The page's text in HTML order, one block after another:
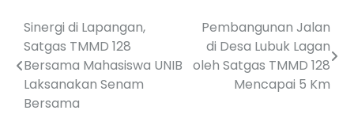
Navigasi
pos
Sinergi di Lapangan,
Satgas TMMD 128
Bersama Mahasiswa UNIB
Laksanakan Senam
Bersama
Pembangunan Jalan
di Desa Lubuk Lagan
oleh Satgas TMMD 128
Mencapai 5 Km